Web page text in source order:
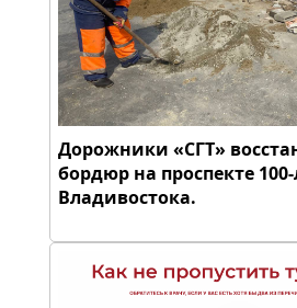
Дорожники «СГТ»
бордюр на проспекте
Владивостока.